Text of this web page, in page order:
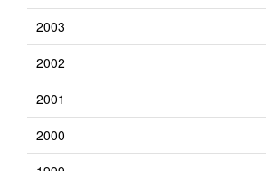
2003
2002
2001
2000